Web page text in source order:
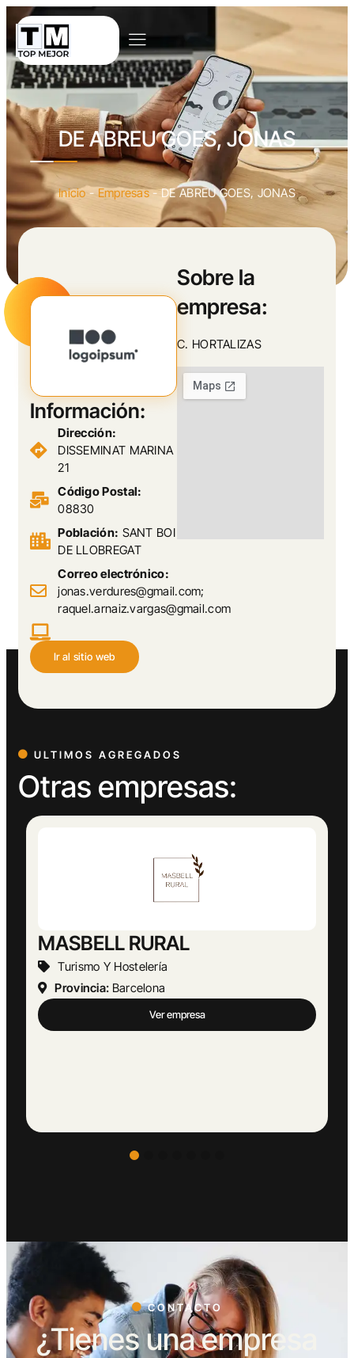
DE ABREU GOES, JONAS
Inicio -Empresas-DE ABREU GOES, JONAS
Sobre la
empresa:
C. HORTALIZAS
Información:
Dirección:
DISSEMINAT MARINA
21
Código Postal:
08830
Población: SANT BOI
DE LLOBREGAT
Correo electrónico:
jonas.verdures@gmail.com;
raquel.arnaiz.vargas@gmail.com
Ir al sitio web
ULTIMOS AGREGADOS
Otras empresas:
Abogado Ángel López
Actividades Jurídicas
Provincia:Málaga
Ver empresa
CONTACTO
¿Tienes una empresa